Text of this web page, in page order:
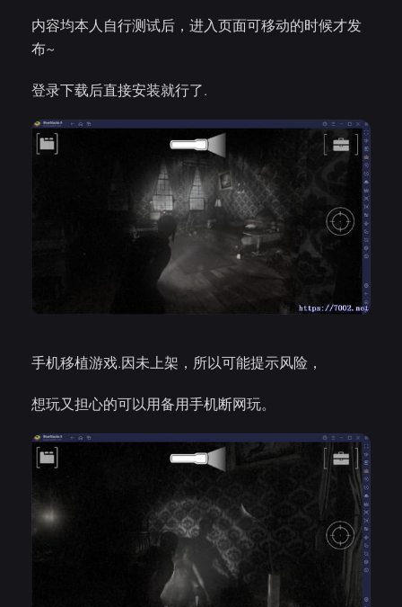
内容均本人自行测试后，进入页面可移动的时候才发
布~
登录下载后直接安装就行了.
手机移植游戏.因未上架，所以可能提示风险，
想玩又担心的可以用备用手机断网玩。